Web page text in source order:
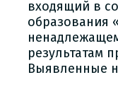
входящий в
образования
результатам
Выявленные